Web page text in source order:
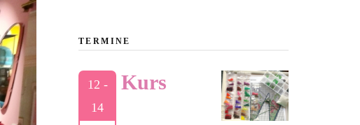
TERMINE
12 -
14
Kurs